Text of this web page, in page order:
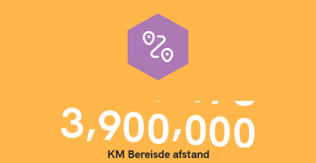
3,900,000
KM Bereisde afstand